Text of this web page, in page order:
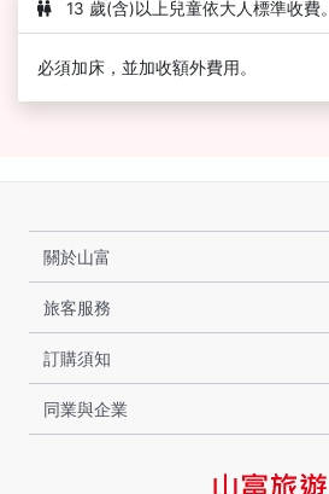
13 歲(含)以上兒童依大人標準收費。
必須加床，並加收額外費用。
關於山富
旅客服務
訂購須知
同業與企業